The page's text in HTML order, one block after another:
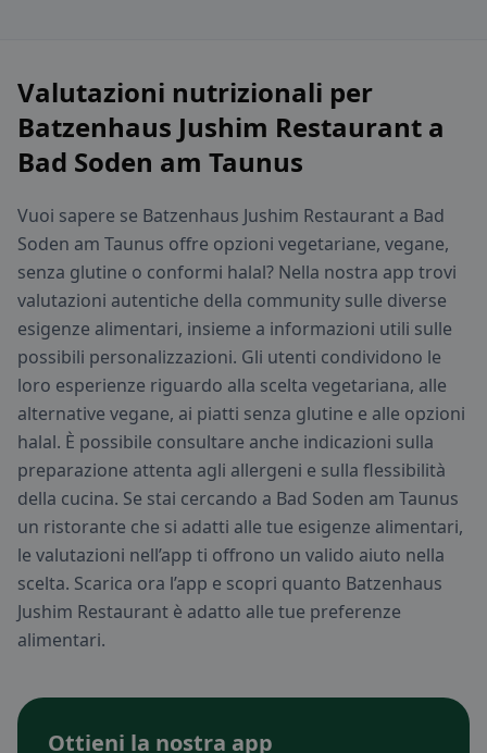
Valutazioni nutrizionali per
Batzenhaus Jushim Restaurant a
Bad Soden am Taunus
Vuoi sapere se Batzenhaus Jushim Restaurant a Bad
Soden am Taunus offre opzioni vegetariane, vegane,
senza glutine o conformi halal? Nella nostra app trovi
valutazioni autentiche della community sulle diverse
esigenze alimentari, insieme a informazioni utili sulle
possibili personalizzazioni. Gli utenti condividono le
loro esperienze riguardo alla scelta vegetariana, alle
alternative vegane, ai piatti senza glutine e alle opzioni
halal. È possibile consultare anche indicazioni sulla
preparazione attenta agli allergeni e sulla flessibilità
della cucina. Se stai cercando a Bad Soden am Taunus
un ristorante che si adatti alle tue esigenze alimentari,
le valutazioni nell’app ti offrono un valido aiuto nella
scelta. Scarica ora l’app e scopri quanto Batzenhaus
Jushim Restaurant è adatto alle tue preferenze
alimentari.
Ottieni la nostra app